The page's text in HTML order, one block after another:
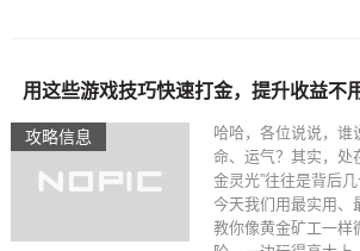
攻略信息
用这些游戏技巧快速打金，提升收益不
哈哈，各位说说，谁
命、运气？其实，处
金灵光”往往是背后
今天我们用最实用、
教你像黄金矿工一样